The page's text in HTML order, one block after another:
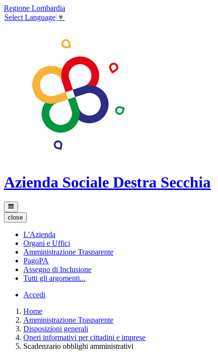
Regione Lombardia
Select Language ▼
Azienda Sociale Destra Secchia
close
L'Azienda
Organi e Uffici
Amministrazione Trasparente
PagoPA
Assegno di Inclusione
Tutti gli argomenti...
Accedi
Home
Amministrazione Trasparente
Disposizioni generali
Oneri informativi per cittadini e imprese
Scadenzario obblighi amministrativi